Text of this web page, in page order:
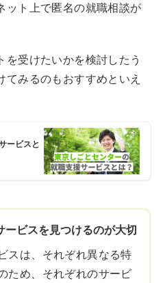
ット上で匿名の就職相談が
を受けたいかを検討したう
てみるのもおすすめといえ
ービスと
ービスを見つけるのが大切
スは、それぞれ異なる特
ため、それぞれのサービ